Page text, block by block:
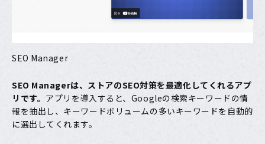
SEO Manager
SEO Managerは、ストアのSEO対策を最適化してくれるアプ
リです。 アプリを導入すると、Googleの検索キーワードの情
報を抽出し、キーワードボリュームの多いキーワードを自動的
に選出してくれます。